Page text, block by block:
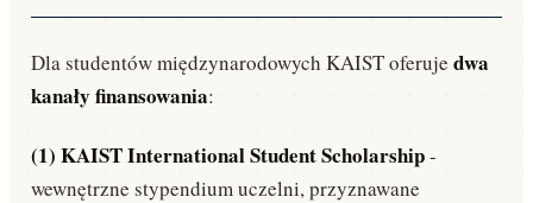
Dla studentów międzynarodowych KAIST oferuje dwa
kanały finansowania:
(1) KAIST International Student Scholarship-
wewnętrzne stypendium uczelni, przyznawane